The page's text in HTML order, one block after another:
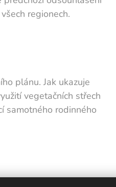
regionech.
plánu. Jak ukazuje
vegetačních střech
samotného rodinného